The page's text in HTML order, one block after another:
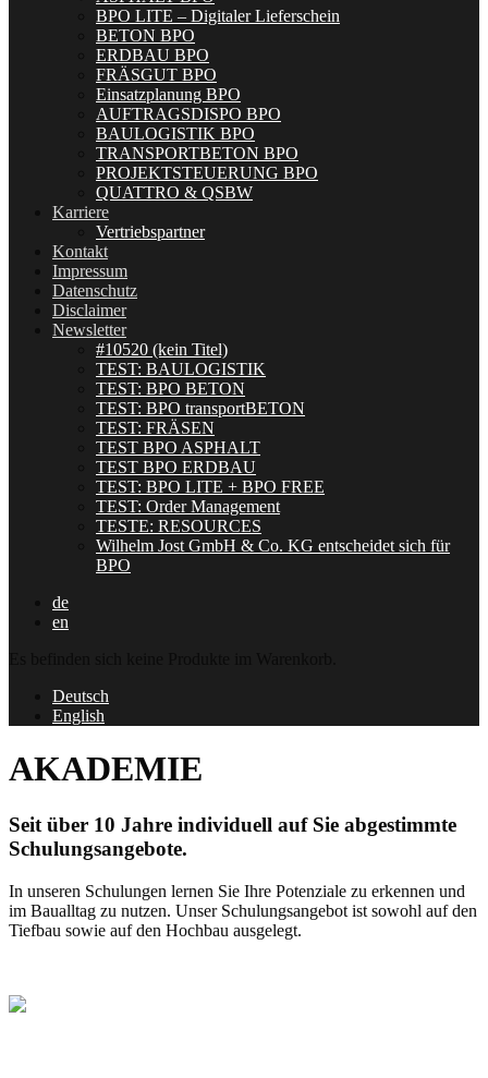
BPO LITE – Digitaler Lieferschein
BETON BPO
ERDBAU BPO
FRÄSGUT BPO
Einsatzplanung BPO
AUFTRAGSDISPO BPO
BAULOGISTIK BPO
TRANSPORTBETON BPO
PROJEKTSTEUERUNG BPO
QUATTRO & QSBW
Karriere
Vertriebspartner
Kontakt
Impressum
Datenschutz
Disclaimer
Newsletter
#10520 (kein Titel)
TEST: BAULOGISTIK
TEST: BPO BETON
TEST: BPO transportBETON
TEST: FRÄSEN
TEST BPO ASPHALT
TEST BPO ERDBAU
TEST: BPO LITE + BPO FREE
TEST: Order Management
TESTE: RESOURCES
Wilhelm Jost GmbH & Co. KG entscheidet sich für
BPO
de
en
Deutsch
English
AKADEMIE
Seit über 10 Jahre individuell auf Sie abgestimmte
Schulungsangebote.
In unseren Schulungen lernen Sie Ihre Potenziale zu erkennen und
im Baualltag zu nutzen. Unser Schulungsangebot ist sowohl auf den
Tiefbau sowie auf den Hochbau ausgelegt.